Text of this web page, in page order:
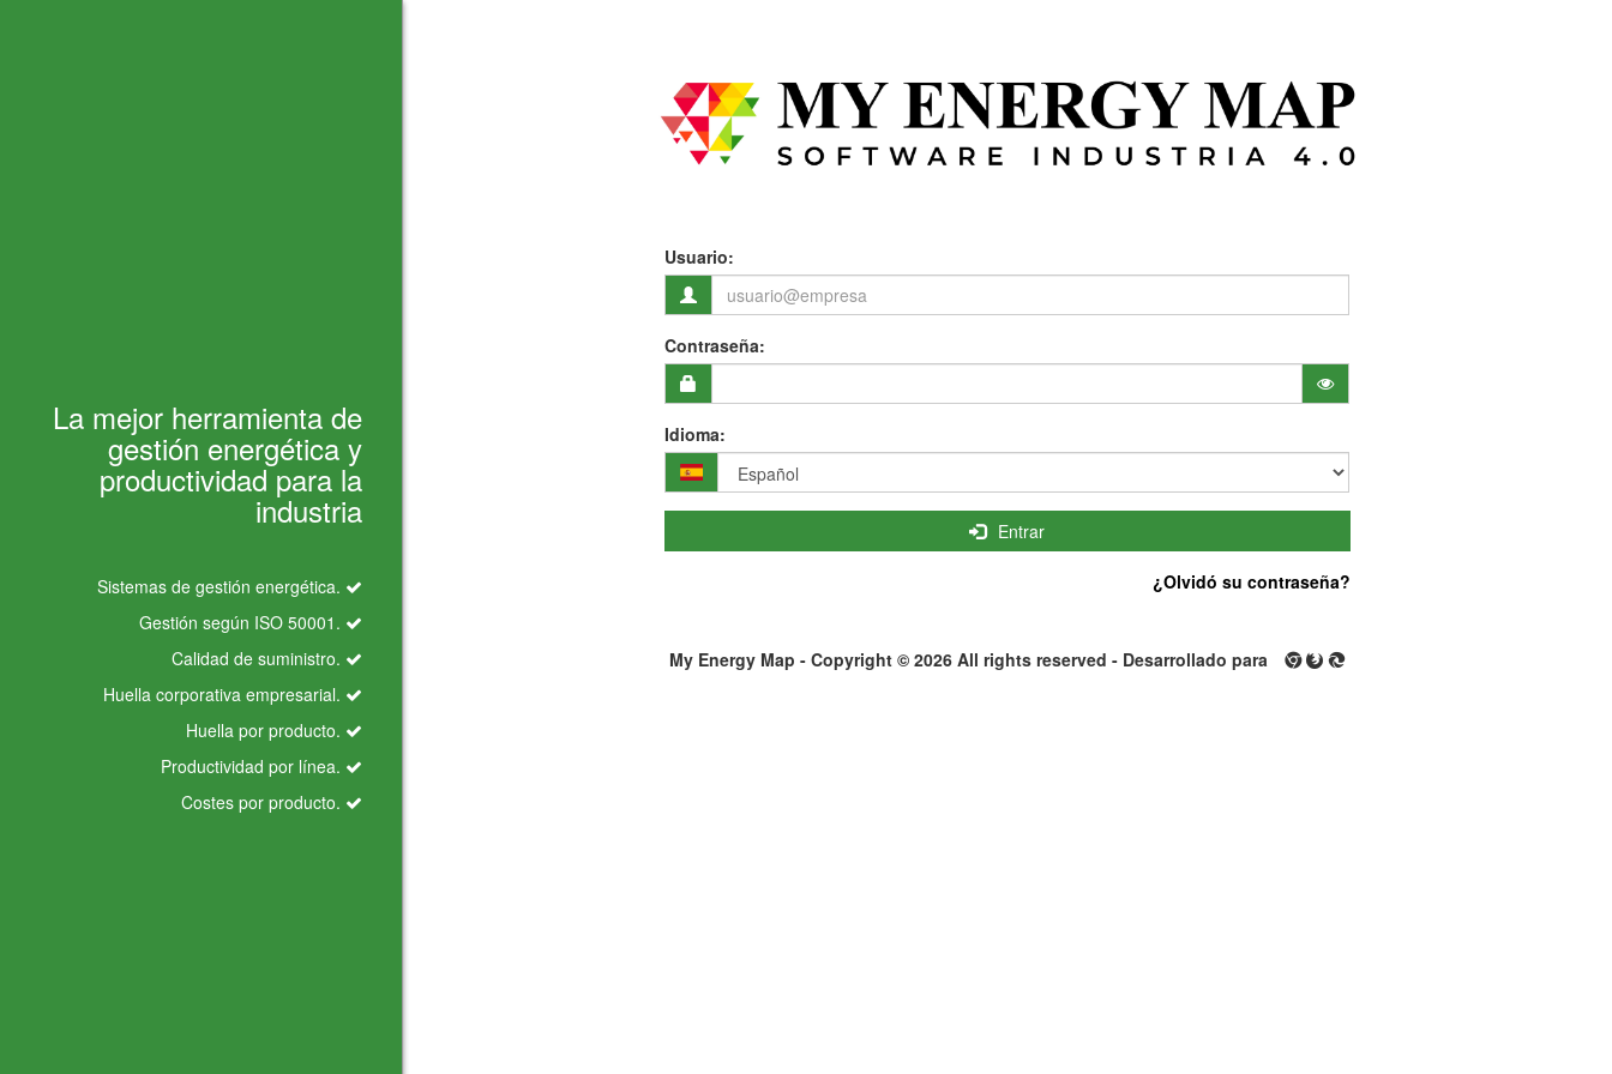
La mejor herramienta de
gestión energética y
productividad para la
industria
Sistemas de gestión energética.
Gestión según ISO 50001.
Calidad de suministro.
Huella corporativa empresarial.
Huella por producto.
Productividad por línea.
Costes por producto.
Usuario:
Contraseña:
Idioma:
Entrar
¿Olvidó su contraseña?
My Energy Map - Copyright © 2026 All rights reserved - Desarrollado para